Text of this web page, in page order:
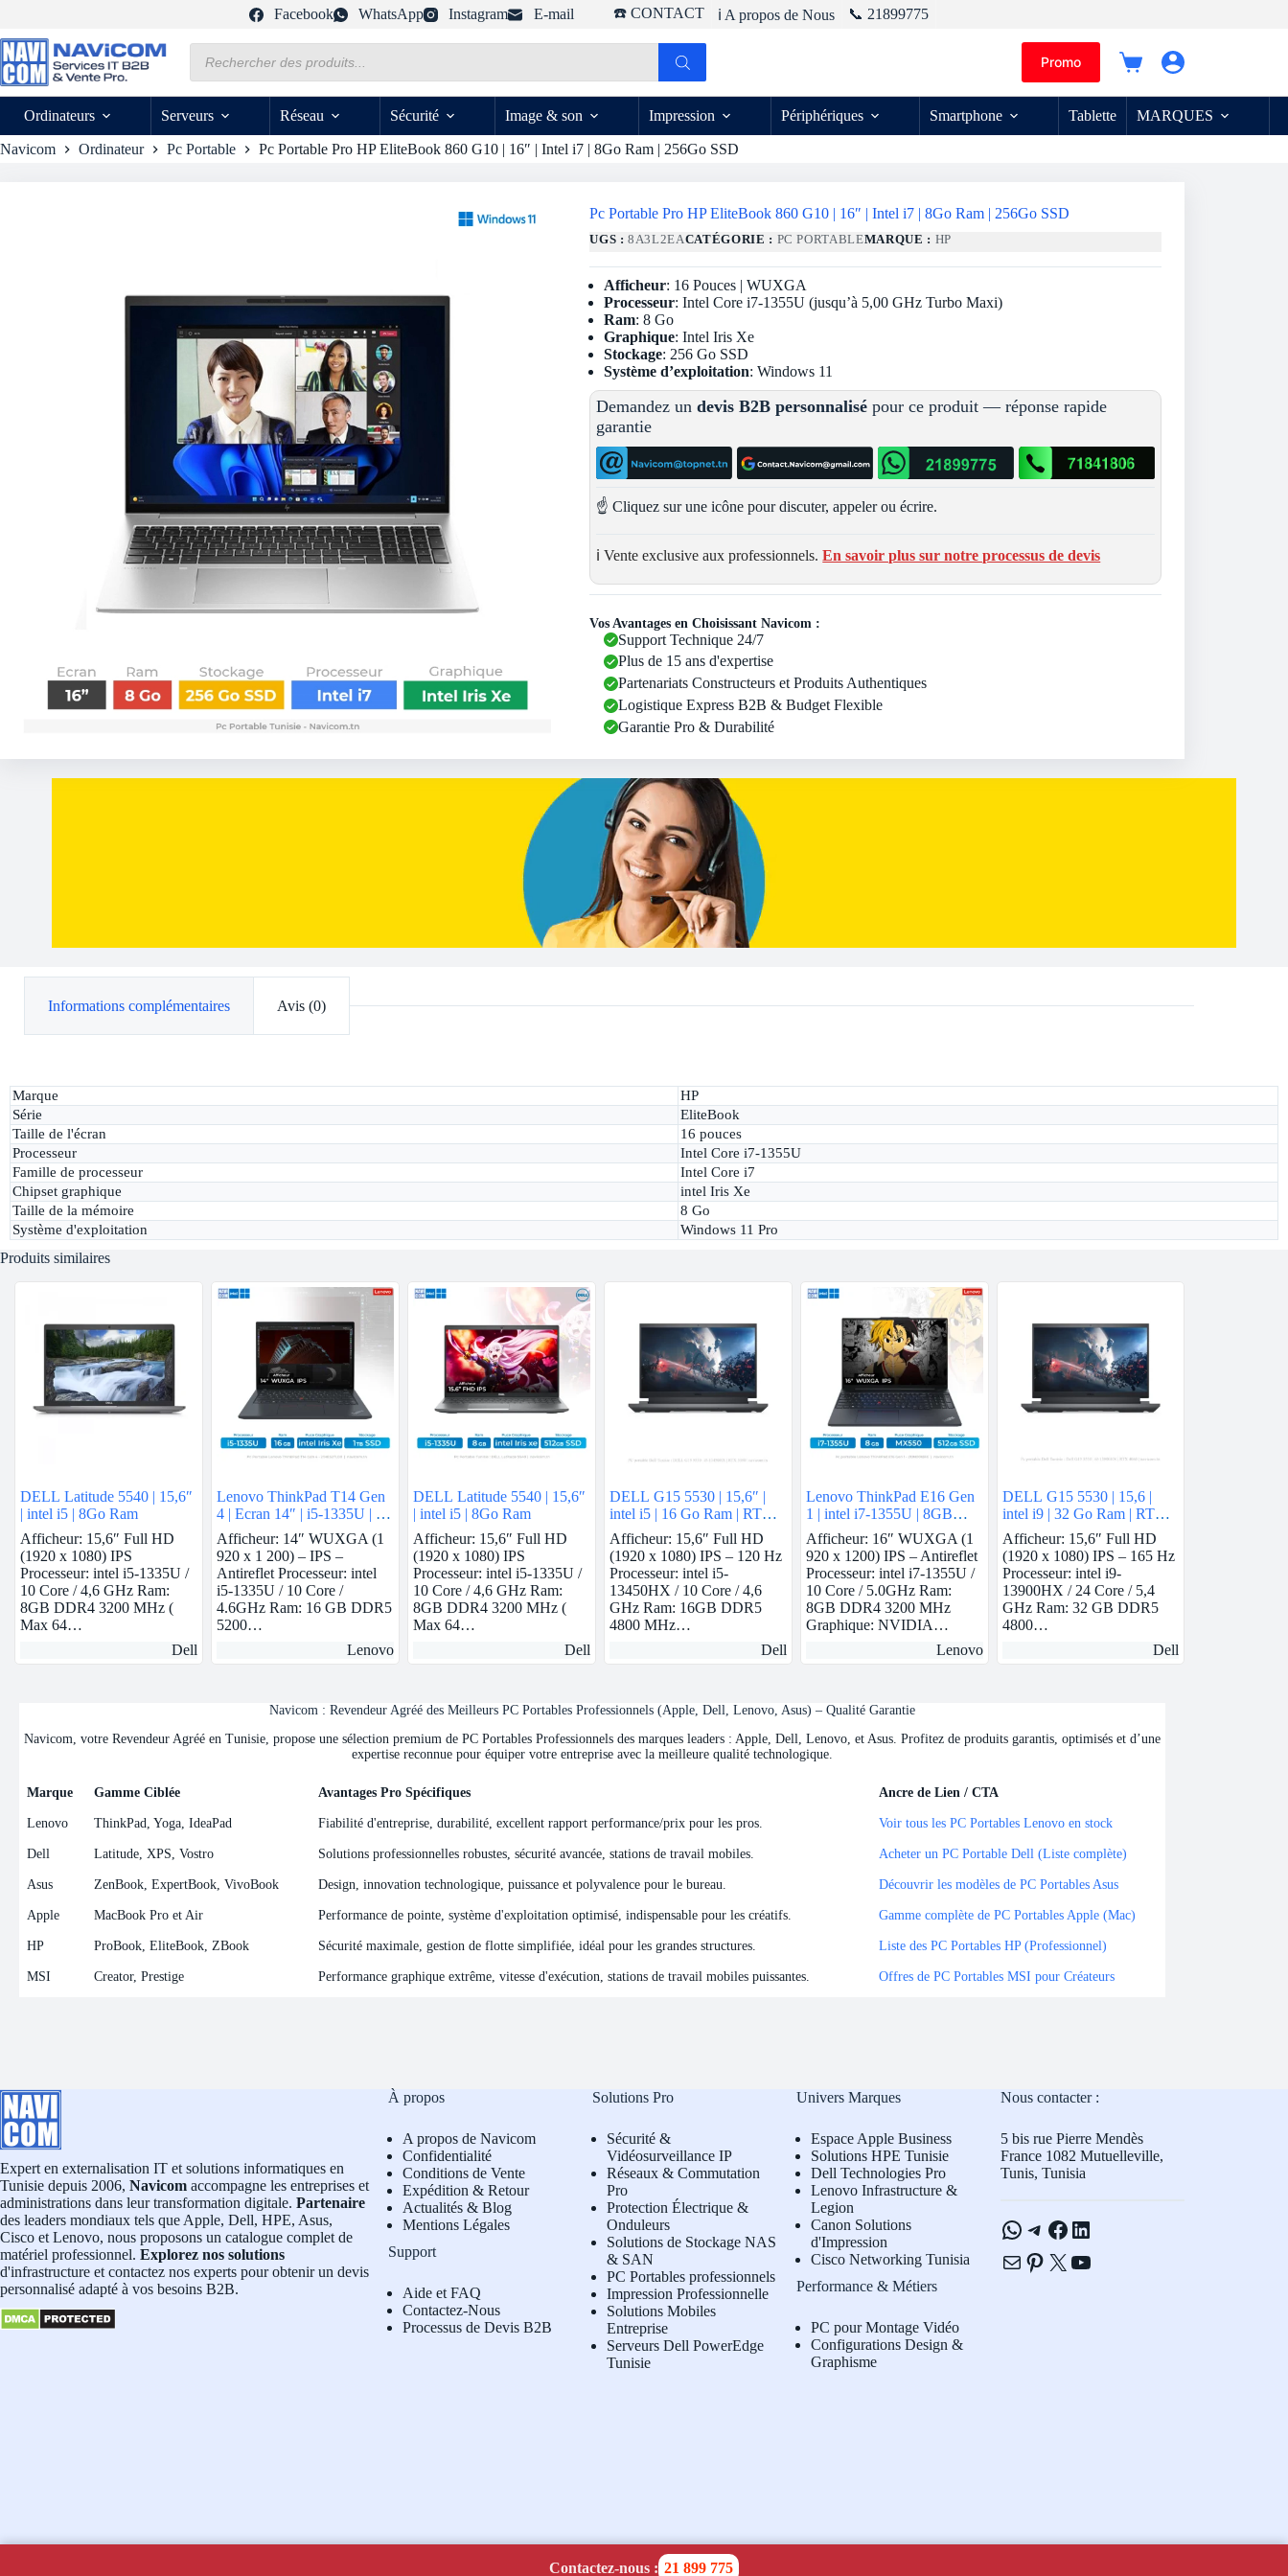
contenu
Facebook WhatsApp Instagram E-mail ☎️ CONTACT ℹ️ A propos de Nous 📞 21899775
produits
Promo
Panier
Ordinateurs
Serveurs Réseau Sécurité Image & son Impression Périphériques Smartphone Tablette MARQUES
Navicom Ordinateur Pc Portable Pc Portable Pro HP EliteBook 860 G10 | 16″ | Intel i7 | 8Go Ram | 256Go SSD
Pc Portable Pro HP EliteBook 860 G10 | 16″ | Intel i7 | 8Go Ram | 256Go SSD
UGS :8A3L2EACATÉGORIE : PC PORTABLEMARQUE : HP
Afficheur: 16 Pouces | WUXGA
Processeur: Intel Core i7-1355U (jusqu’à 5,00 GHz Turbo Maxi)
Ram: 8 Go
Graphique: Intel Iris Xe
Stockage: 256 Go SSD
Système d’exploitation: Windows 11
Demandez undevis B2B personnalisé pour ce produit — réponse rapide
garantie
☝️ Cliquez sur une icône pour discuter, appeler ou écrire.
ℹ️ Vente exclusive aux professionnels.En savoir plus sur notre processus de devis
Vos Avantages en Choisissant Navicom :
Support Technique 24/7
Plus de 15 ans d'expertise
Partenariats Constructeurs et Produits Authentiques
Logistique Express B2B & Budget Flexible
Garantie Pro & Durabilité
Informations complémentaires Avis (0)
Marque
HP
Série
EliteBook
Taille de l'écran
16 pouces
Processeur
Intel Core i7-1355U
Famille de processeur
Intel Core i7
Chipset graphique
intel Iris Xe
Taille de la mémoire
8 Go
Système d'exploitation
Windows 11 Pro
Produits similaires
DELL Latitude 5540 | 15,6″
| intel i5 | 8Go Ram
Afficheur: 15,6″ Full HD
(1920 x 1080) IPS
Processeur: intel i5-1335U /
10 Core / 4,6 GHz Ram:
8GB DDR4 3200 MHz (
Max 64…
Dell
Lenovo ThinkPad T14 Gen
4 | Ecran 14″ | i5-1335U | 16
GB ram | intel Iris Xe | 1 TB
SSD
Afficheur: 14″ WUXGA (1
920 x 1 200) – IPS –
Antireflet Processeur: intel
i5-1335U / 10 Core /
4.6GHz Ram: 16 GB DDR5
5200…
Lenovo
DELL Latitude 5540 | 15,6″
| intel i5 | 8Go Ram
Afficheur: 15,6″ Full HD
(1920 x 1080) IPS
Processeur: intel i5-1335U /
10 Core / 4,6 GHz Ram:
8GB DDR4 3200 MHz (
Max 64…
Dell
DELL G15 5530 | 15,6″ |
intel i5 | 16 Go Ram | RTX
3050
Afficheur: 15,6″ Full HD
(1920 x 1080) IPS – 120 Hz
Processeur: intel i5-
13450HX / 10 Core / 4,6
GHz Ram: 16GB DDR5
4800 MHz…
Dell
Lenovo ThinkPad E16 Gen
1 | intel i7-1355U | 8GB
Ram | Nvidia MX550 |
512GB SSD
Afficheur: 16″ WUXGA (1
920 x 1200) IPS – Antireflet
Processeur: intel i7-1355U /
10 Core / 5.0GHz Ram:
8GB DDR4 3200 MHz
Graphique: NVIDIA…
Lenovo
DELL G15 5530 | 15,6 |
intel i9 | 32 Go Ram | RTX
4060
Afficheur: 15,6″ Full HD
(1920 x 1080) IPS – 165 Hz
Processeur: intel i9-
13900HX / 24 Core / 5,4
GHz Ram: 32 GB DDR5
4800…
Dell
Navicom : Revendeur Agréé des Meilleurs PC Portables Professionnels (Apple, Dell, Lenovo, Asus) – Qualité Garantie
Navicom, votre Revendeur Agréé en Tunisie, propose une sélection premium de PC Portables Professionnels des marques leaders : Apple, Dell, Lenovo, et Asus. Profitez de produits garantis, optimisés et d’une
expertise reconnue pour équiper votre entreprise avec la meilleure qualité technologique.
Marque Gamme Ciblée Avantages Pro Spécifiques
Ancre de Lien / CTA
Marque
Gamme Ciblée Avantages Pro Spécifiques Ancre de Lien / CTA
Lenovo ThinkPad, Yoga, IdeaPad Fiabilité d'entreprise, durabilité, excellent rapport performance/prix pour les pros. Voir tous les PC Portables Lenovo en stock
Dell Latitude, XPS, Vostro Solutions professionnelles robustes, sécurité avancée, stations de travail mobiles. Acheter un PC Portable Dell (Liste complète)
Asus ZenBook, ExpertBook, VivoBook Design, innovation technologique, puissance et polyvalence pour le bureau. Découvrir les modèles de PC Portables Asus
Apple MacBook Pro et Air Performance de pointe, système d'exploitation optimisé, indispensable pour les créatifs. Gamme complète de PC Portables Apple (Mac)
HP ProBook, EliteBook, ZBook Sécurité maximale, gestion de flotte simplifiée, idéal pour les grandes structures. Liste des PC Portables HP (Professionnel)
MSI Creator, Prestige Performance graphique extrême, vitesse d'exécution, stations de travail mobiles puissantes. Offres de PC Portables MSI pour Créateurs
Expert en externalisation IT et solutions informatiques en
Tunisie depuis 2006, Navicom accompagne les entreprises et
administrations dans leur transformation digitale. Partenaire
des leaders mondiaux tels que Apple, Dell, HPE, Asus,
Cisco et Lenovo, nous proposons un catalogue complet de
matériel professionnel. Explorez nos solutions
d'infrastructure et contactez nos experts pour obtenir un devis
personnalisé adapté à vos besoins B2B.
À propos
A propos de Navicom
Confidentialité
Conditions de Vente
Expédition & Retour
Actualités & Blog
Mentions Légales
Support
Aide et FAQ
Contactez-Nous
Processus de Devis B2B
Solutions Pro
Sécurité &
Vidéosurveillance IP
Réseaux & Commutation
Pro
Protection Électrique &
Onduleurs
Solutions de Stockage NAS
& SAN
PC Portables professionnels
Impression Professionnelle
Solutions Mobiles
Entreprise
Serveurs Dell PowerEdge
Tunisie
Univers Marques
Espace Apple Business
Solutions HPE Tunisie
Dell Technologies Pro
Lenovo Infrastructure &
Legion
Canon Solutions
d'Impression
Cisco Networking Tunisia
Performance & Métiers
PC pour Montage Vidéo
Configurations Design &
Graphisme
Nous contacter :
5 bis rue Pierre Mendès
France 1082 Mutuelleville,
Tunis, Tunisia
WhatsApp
Telegram
Facebook
LinkedIn
E-mailPinterest
X YouTube
Contactez-nous : 21 899 775